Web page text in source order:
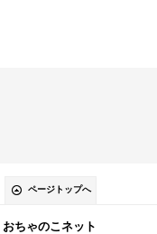
ページトップへ
おちゃのこネット